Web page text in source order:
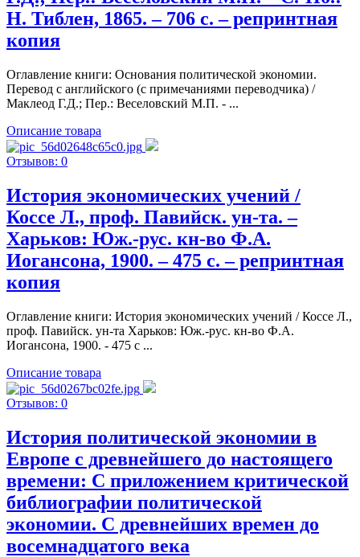
Н. Тиблен, 1865. – 706 c. – репринтная
копия
Оглавление книги: Основания политической экономии.
Перевод с английского (с примечаниями переводчика) /
Маклеод Г.Д.; Пер.: Веселовский М.П. - ...
Описание товара
Отзывов: 0
История экономических учений /
Коссе Л., проф. Павийск. ун-та. –
Харьков: Юж.-рус. кн-во Ф.А.
Иогансона, 1900. – 475 c. – репринтная
копия
Оглавление книги: История экономических учений / Коссе Л.,
проф. Павийск. ун-та Харьков: Юж.-рус. кн-во Ф.А.
Иогансона, 1900. - 475 c ...
Описание товара
Отзывов: 0
История политической экономии в
Европе с древнейшего до настоящего
времени: С приложением критической
библиографии политической
экономии. С древнейших времен до
восемнадцатого века